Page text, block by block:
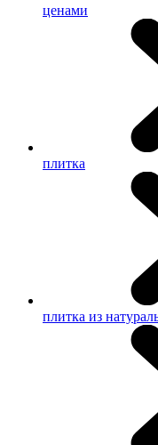
ценами
плитка
плитка из